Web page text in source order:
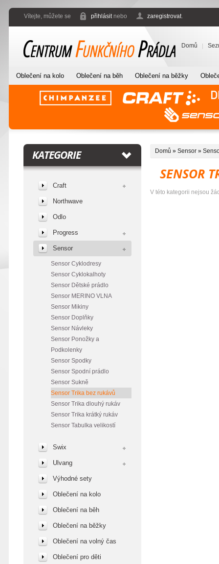
Vítejte, můžete se přihlásitnebo zaregistrovat.
Domů
Oblečení na kolo Oblečení na běh Oblečení na běžky
KATEGORIE
Craft
Northwave
Odlo
Progress
Sensor
Sensor Cyklodresy
Sensor Cyklokalhoty
Sensor Dětské prádlo
Sensor MERINO VLNA
Sensor Mikiny
Sensor Doplňky
Sensor Návleky
Sensor Ponožky a
Podkolenky
Sensor Spodky
Sensor Spodní prádlo
Sensor Sukně
Sensor Trika bez rukávů
Sensor Trika dlouhý rukáv
Sensor Trika krátký rukáv
Sensor Tabulka velikostí
Swix
Ulvang
Výhodné sety
Oblečení na kolo
Oblečení na běh
Oblečení na běžky
Oblečení na volný čas
Oblečení pro děti
Domů » Sensor »
SENSOR
V této kategorii nejsou